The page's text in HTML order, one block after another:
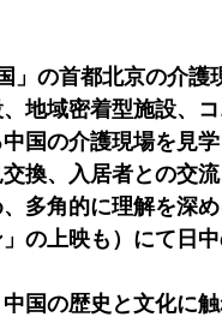
」の首都北京の介護
地域密着型施設、
国の介護現場を見
換、入居者との交
多角的に理解を深
の上映も）にて日
国の歴史と文化に